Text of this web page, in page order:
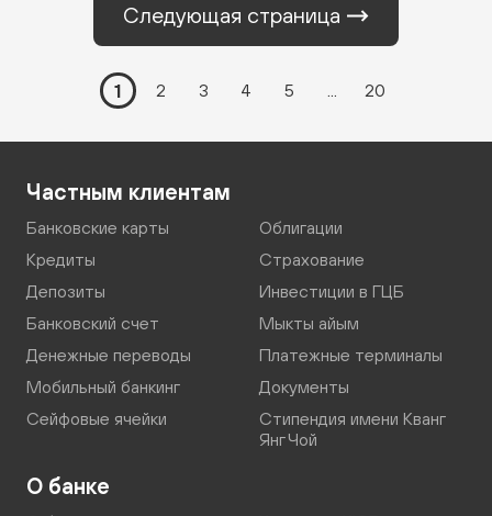
Следующая страница
1 2 3 4 5 20
Частным клиентам
Банковские карты
Кредиты
Депозиты
Банковский счет
Денежные переводы
Мобильный банкинг
Сейфовые ячейки
Облигации
Страхование
Инвестиции в ГЦБ
Мыкты айым
Платежные терминалы
Документы
Стипендия имени Кванг
Янг Чой
О банке